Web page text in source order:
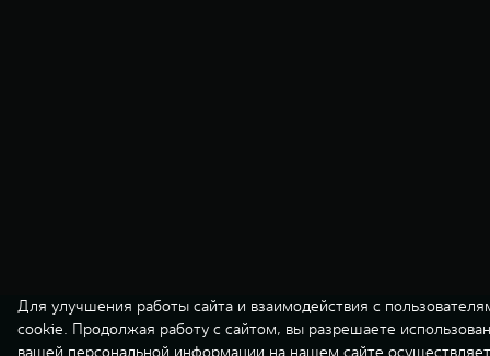
Для улучшения работы сайта и взаимодействия с
cookie. Продолжая работу с сайтом, вы разрешаете
вашей персональной информации на нашем сайте